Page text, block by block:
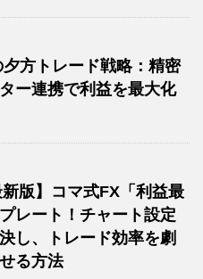
方トレード戦略：精密
ー連携で利益を最大化
新版】コマ式FX「利益最
レート！チャート設定
し、トレード効率を劇
る方法